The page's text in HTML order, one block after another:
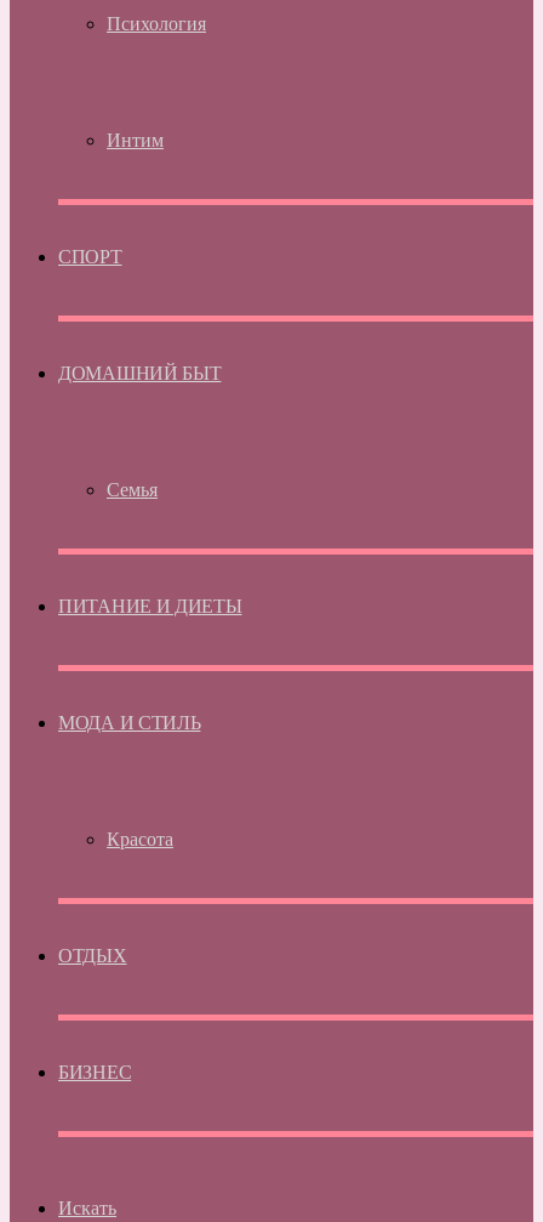
Психология
Интим
СПОРТ
ДОМАШНИЙ БЫТ
Семья
ПИТАНИЕ И ДИЕТЫ
МОДА И СТИЛЬ
Красота
ОТДЫХ
БИЗНЕС
Искать